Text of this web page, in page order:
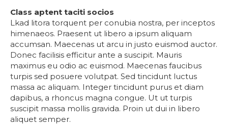
Class aptent taciti socios
Lkad litora torquent per conubia nostra, per inceptos
himenaeos. Praesent ut libero a ipsum aliquam
accumsan. Maecenas ut arcu in justo euismod auctor.
Donec facilisis efficitur ante a suscipit. Mauris
maximus eu odio ac euismod. Maecenas faucibus
turpis sed posuere volutpat. Sed tincidunt luctus
massa ac aliquam. Integer tincidunt purus et diam
dapibus, a rhoncus magna congue. Ut ut turpis
suscipit massa mollis gravida. Proin ut dui in libero
aliquet semper.